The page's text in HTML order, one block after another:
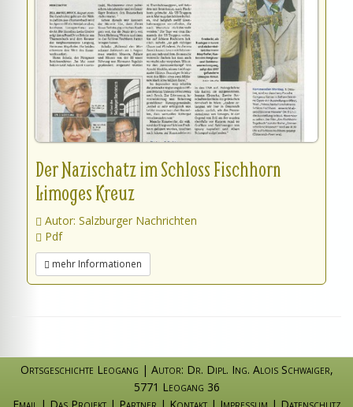
Der Nazischatz im Schloss Fischhorn
Limoges Kreuz
Autor: Salzburger Nachrichten
Pdf
mehr Informationen
Ortsgeschichte Leogang | Autor: Dr. Dipl. Ing. Alois Schwaiger,
5771 Leogang 36
Email | Das Projekt| Partner | Kontakt| Impressum | Datenschutz